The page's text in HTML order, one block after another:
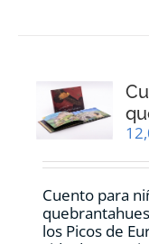
Cuento para
los Picos de